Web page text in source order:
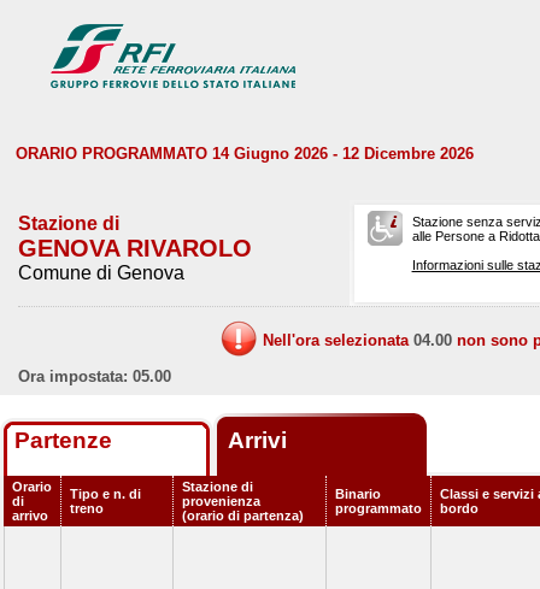
ORARIO PROGRAMMATO 14 Giugno 2026 - 12 Dicembre 2026
Stazione di
GENOVA RIVAROLO
Comune di Genova
Stazione senza
alle Persone a
Informazioni sulle
Nell'ora selezionata 04.00 non sono
Ora impostata: 05.00
Partenze Arrivi
Orario
di
arrivo
Tipo e n. di
treno
Stazione di
provenienza
(orario di partenza)
Binario
programmato
Classi e servizi
bordo